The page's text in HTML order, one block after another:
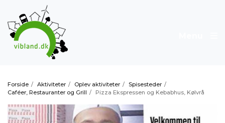
Forside / Aktiviteter / Oplev aktiviteter / Spisesteder /
Caféer, Restauranter og Grill / Pizza Ekspressen og Kebabhus, Kølvrå